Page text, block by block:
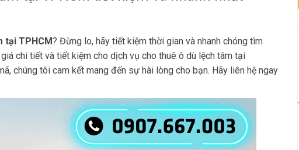
tại TPHCM? Đừng lo, hãy tiết kiệm thời gian và nhanh chóng tìm
chi tiết và tiết kiệm cho dịch vụ cho thuê ô dù lệch tâm tại
chúng tôi cam kết mang đến sự hài lòng cho bạn. Hãy liên hệ ngay